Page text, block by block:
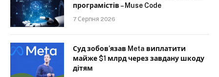
програмістів – Muse Code
7 Серпня 2026
Суд зобов’язав Meta виплатити
майже $1 млрд через завдану шкоду
дітям